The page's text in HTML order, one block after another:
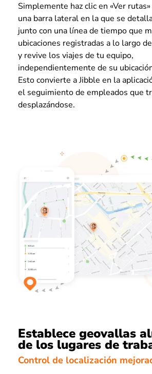
Simplemente haz clic en «Ver
una barra lateral en la que se
junto con una línea de tiempo que
ubicaciones registradas a lo largo
y revive los viajes de tu equipo,
independientemente de su
Esto convierte a Jibble en la
el seguimiento de empleados que
desplazándose.
Establece geovallas
de los lugares de
Control de localización